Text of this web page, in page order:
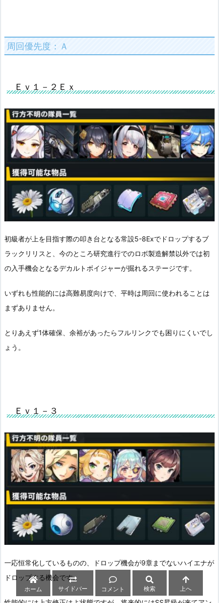
周回優先度：Ａ
Ｅｖ１－２Ｅｘ
初級者が上を目指す際の叩き台となる常設5-8Exでドロップするブ
ラックリリスと、今のところ研究進行でのロボ製造解禁以外では初
の入手機会となるデカルトボイジャーが掘れるステージです。
いずれも性能的には高難易度向けで、平時は周回に使われることは
まずありません。
とりあえず1体確保、余裕があったらフルリンクでも困りにくいでし
ょう。
Ｅｖ１－３
一応恒常化しているものの、ドロップ機会が9章までないハイエナが
ドロップする機会です。
ホーム サイドバー コメント 検索 上へ